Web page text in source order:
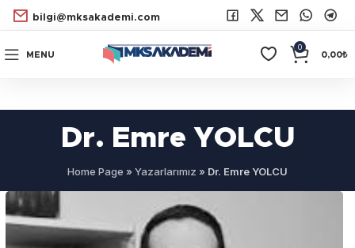
bilgi@mksakademi.com
MENU
0
0,00₺
Dr. Emre YOLCU
Home Page » Yazarlarımız » Dr. Emre YOLCU